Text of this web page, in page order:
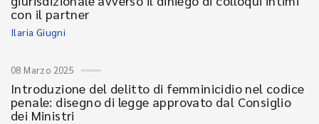
con il partner
Ilaria Giugni
08 Marzo 2025
Introduzione del delitto di femminicidio nel codice
penale: disegno di legge approvato dal Consiglio
dei Ministri